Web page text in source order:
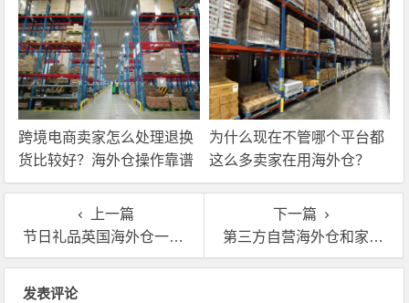
跨境电商卖家怎么处理退换
货比较好？海外仓操作靠谱
吗？
为什么现在不管哪个平台都
这么多卖家在用海外仓？
上一篇
节日礼品英国海外仓一件代发需要提前多久备货？
下一篇
第三方自营海外仓和家庭仓哪个好？有什么区别？
发表评论